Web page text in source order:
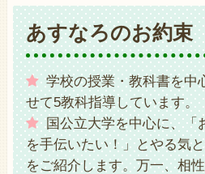
あすなろのお約束
学校の授業・教科書を中
せて5教科指導しています。
国公立大学を中心に、「
を手伝いたい！」とやる気
をご紹介します。万一、相